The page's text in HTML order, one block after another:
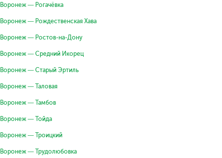
Воронеж — Рогачёвка
Воронеж — Рождественская Хава
Воронеж — Ростов-на-Дону
Воронеж — Средний Икорец
Воронеж — Старый Эртиль
Воронеж — Таловая
Воронеж — Тамбов
Воронеж — Тойда
Воронеж — Троицкий
Воронеж — Трудолюбовка